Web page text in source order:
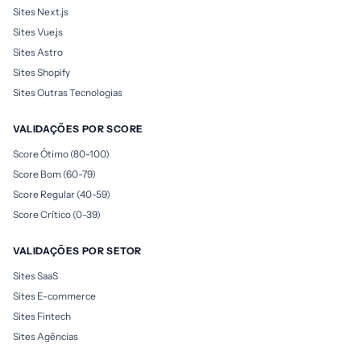
Sites Next.js
Sites Vue.js
Sites Astro
Sites Shopify
Sites Outras Tecnologias
VALIDAÇÕES POR SCORE
Score Ótimo (80-100)
Score Bom (60-79)
Score Regular (40-59)
Score Crítico (0-39)
VALIDAÇÕES POR SETOR
Sites SaaS
Sites E-commerce
Sites Fintech
Sites Agências